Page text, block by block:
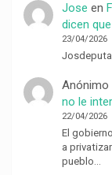
Jose en
dicen
23/04/2026
Anónimo
no le
22/04/2026
El
a
pueblo…